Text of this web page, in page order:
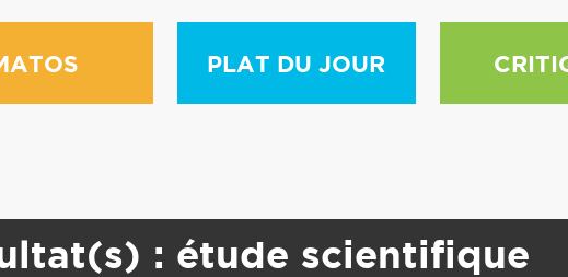
PLAT DU JOUR
: étude scientifique